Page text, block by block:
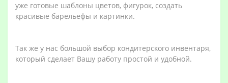
уже готовые шаблоны цветов, фигурок, создать
красивые барельефы и картинки.
Так же у нас большой выбор кондитерского инвентаря,
который сделает Вашу работу простой и удобной.